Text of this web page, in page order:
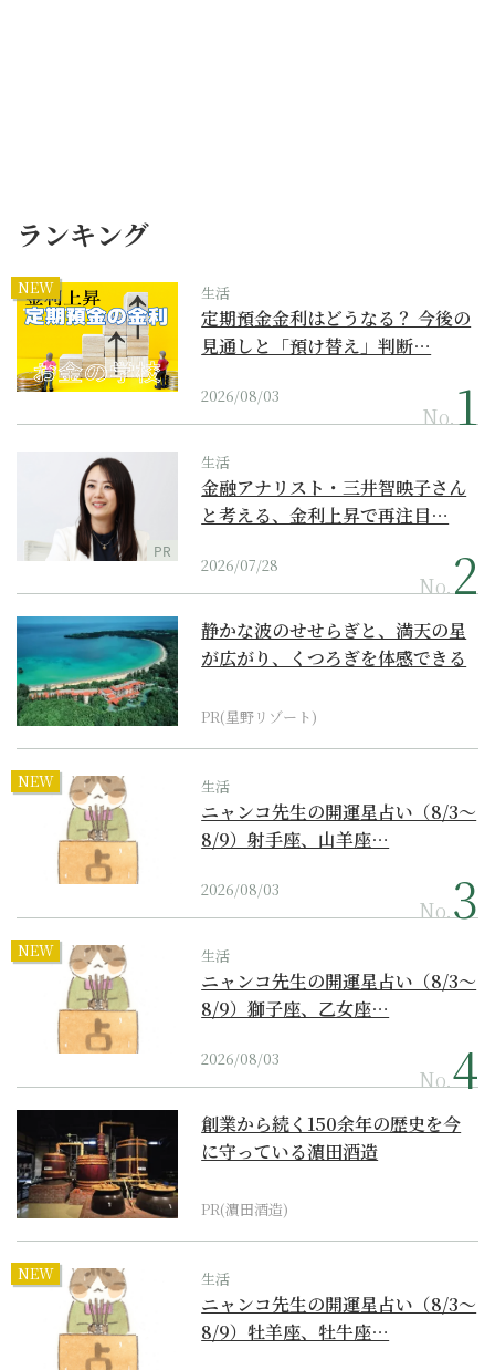
ランキング
NEW 生活
定期預金金利はどうなる？ 今後の
見通しと「預け替え」判断…
2026/08/03
No.
PR
生活
金融アナリスト・三井智映子さん
と考える、金利上昇で再注目…
2026/07/28
No.
静かな波のせせらぎと、満天の星
が広がり、くつろぎを体感できる
PR(星野リゾート)
NEW 生活
ニャンコ先生の開運星占い（8/3～
8/9）射手座、山羊座…
2026/08/03
No.
NEW 生活
ニャンコ先生の開運星占い（8/3～
8/9）獅子座、乙女座…
2026/08/03
No.
創業から続く150余年の歴史を今
に守っている濵田酒造
PR(濵田酒造)
NEW 生活
ニャンコ先生の開運星占い（8/3～
8/9）牡羊座、牡牛座…